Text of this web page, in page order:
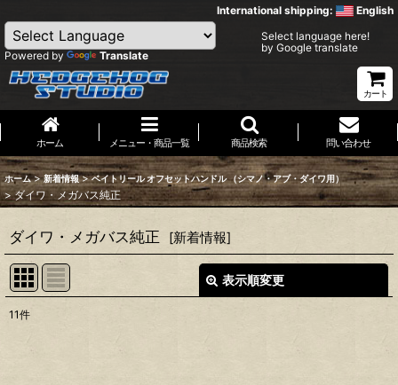
International shipping: English
Powered by Translate
Select language here!
by Google translate
カート
ホーム メニュー・商品一覧 商品検索 問い合わせ
ホーム > 新着情報 > ベイトリール オフセットハンドル （シマノ・アブ・ダイワ用）
> ダイワ・メガバス純正
ダイワ・メガバス純正 [新着情報]
表示順変更
11件